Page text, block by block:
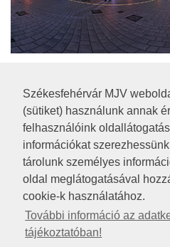
Székesfehérvár MJV
(sütiket) használunk annak
felhasználóink
információkat
tárolunk személyes
oldal meglátogatásával
cookie-k használatához.
További információ az
tájékoztatóban!
RSS
A HONLAP 2017.03.31-I
JOGI NYILATKOZAT
IMPRESSZUM
KÖZÉRDEKŰ ADATOK